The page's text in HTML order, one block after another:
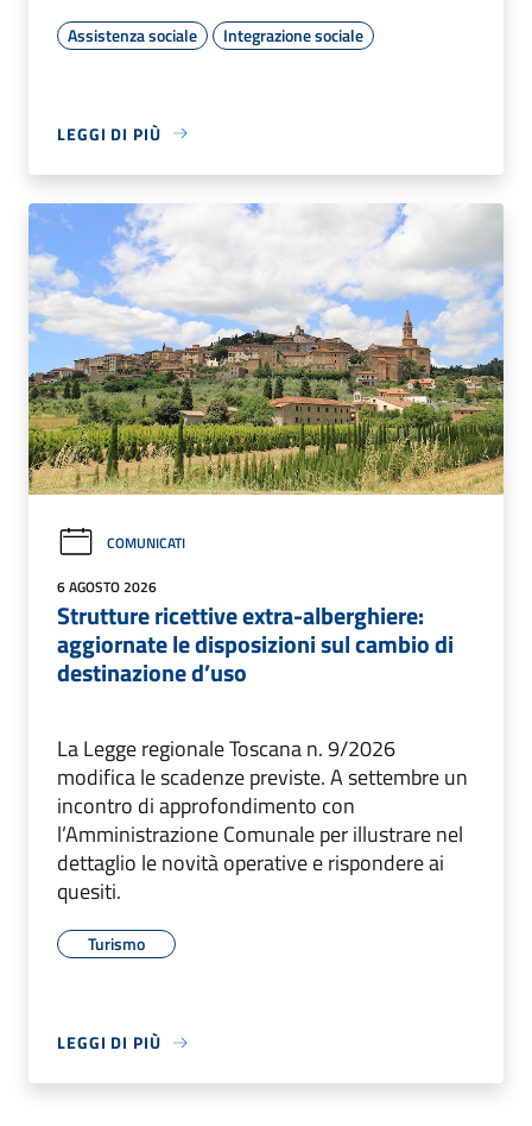
Assistenza sociale Integrazione sociale
LEGGI DI PIÙ
COMUNICATI
6 AGOSTO 2026
Strutture ricettive extra-alberghiere:
aggiornate le disposizioni sul cambio di
destinazione d’uso
La Legge regionale Toscana n. 9/2026
modifica le scadenze previste. A settembre un
incontro di approfondimento con
l’Amministrazione Comunale per illustrare nel
dettaglio le novità operative e rispondere ai
quesiti.
Turismo
LEGGI DI PIÙ